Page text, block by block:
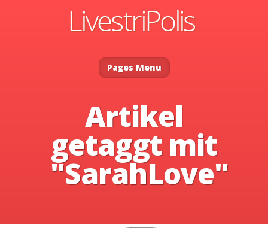
Pages Menu
Artikel
getaggt mit
"SarahLove"